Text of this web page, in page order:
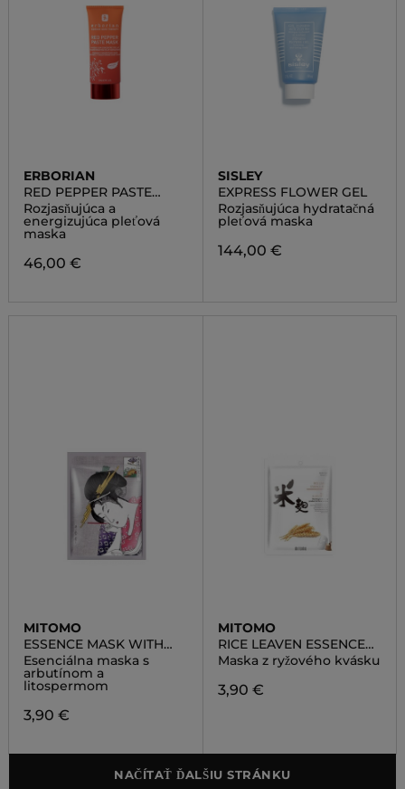
ERBORIAN
RED PEPPER PASTE
MASK
Rozjasňujúca a
energizujúca pleťová
maska
46,00 €
SISLEY
EXPRESS FLOWER GEL
Rozjasňujúca hydratačná
pleťová maska
144,00 €
MITOMO
ESSENCE MASK WITH
ARBUTIN AND
LITHOSPERMUM
Esenciálna maska s
arbutínom a
litospermom
3,90 €
MITOMO
RICE LEAVEN ESSENCE
MASK
Maska z ryžového kvásku
3,90 €
NAČÍTAŤ ĎALŠIU STRÁNKU